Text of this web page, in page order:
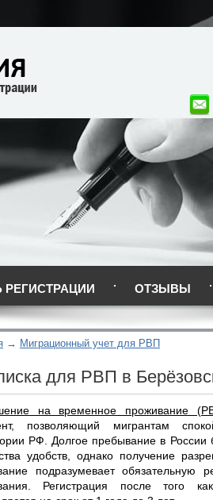
ОТЗЫВЫ
Миграционный учет для РВП
для РВП в
на временное проживание
позволяющий мигрантам
РФ. Долгое пребывание в
удобств, однако получение
подразумевает обязательную
Регистрация после того